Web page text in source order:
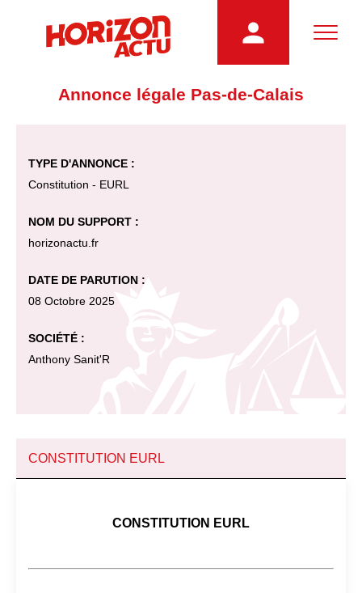
Annonce légale Pas-de-Calais
TYPE D'ANNONCE :
Constitution - EURL
NOM DU SUPPORT :
horizonactu.fr
DATE DE PARUTION :
08 Octobre 2025
SOCIÉTÉ :
Anthony Sanit'R
CONSTITUTION EURL
CONSTITUTION EURL